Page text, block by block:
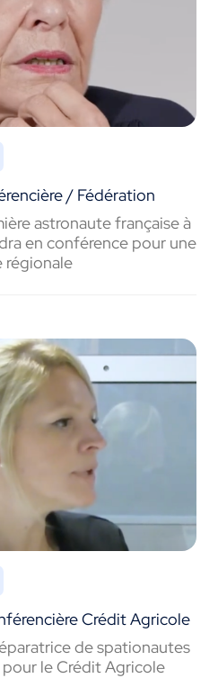
/ Fédération
astronaute française à
en conférence pour une
régionale
Crédit Agricole
de spationautes
pour le Crédit Agricole